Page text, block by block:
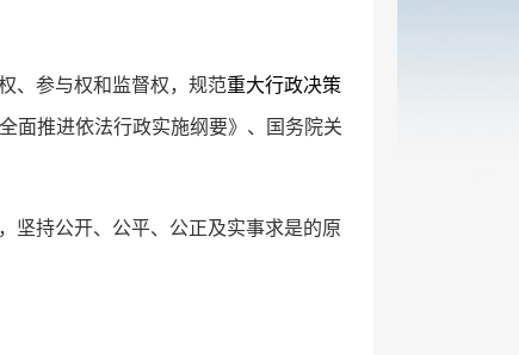
、参与权和监督权，规范重大行政决策
面推进依法行政实施纲要》、国务院关
坚持公开、公平、公正及实事求是的原